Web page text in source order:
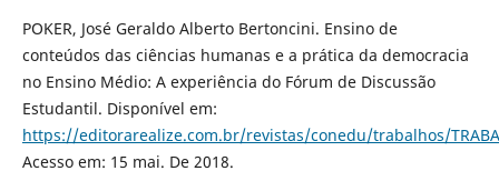
POKER, José Geraldo Alberto Bertoncini. Ensino de
conteúdos das ciências humanas e a prática da democracia
no Ensino Médio: A experiência do Fórum de Discussão
Estudantil. Disponível em:
https://editorarealize.com.br/revistas/conedu/trabalhos/
Acesso em: 15 mai. De 2018.